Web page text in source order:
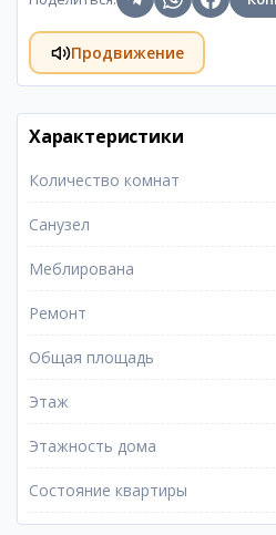
Продвижение
Характеристики
Количество комнат
Санузел
Меблирована
Ремонт
Общая площадь
Этаж
Этажность дома
Состояние квартиры